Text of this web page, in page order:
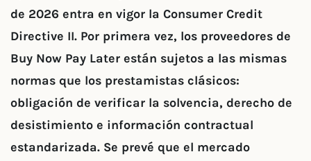
de 2026 entra en vigor la Consumer Credit
Directive II. Por primera vez, los proveedores de
Buy Now Pay Later están sujetos a las mismas
normas que los prestamistas clásicos:
obligación de verificar la solvencia, derecho de
desistimiento e información contractual
estandarizada. Se prevé que el mercado